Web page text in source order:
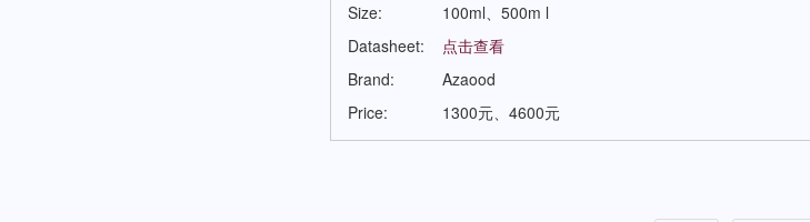
Size:
100ml、500m l
Datasheet:
点击查看
Brand:
Azaood
Price:
1300元、4600元